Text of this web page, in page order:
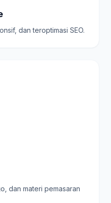
dan teroptimasi SEO.
dan materi pemasaran